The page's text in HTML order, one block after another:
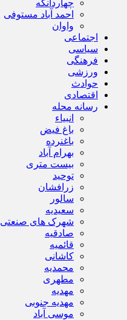
چهاردانگه
احمد آباد مستوفی
واوان
اجتماعی
سیاسی
فرهنگی
ورزشی
حوادث
اقتصادی
رسانه محله
انبیاء
باغ فیض
باغنرده
بهرام آباد
بیست متری
توحید
زرافشان
سالور
سعیدیه
شهرک های صنعتی
صادقیه
قائمیه
کاشانی
محمدیه
مطهری
مهدیه
مهدیه جنوبی
موسی آباد